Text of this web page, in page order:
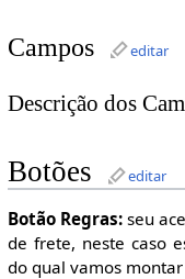
Campos editar
Descrição dos
Botões editar
Botão Regras:seu
de frete, neste caso
do qual vamos